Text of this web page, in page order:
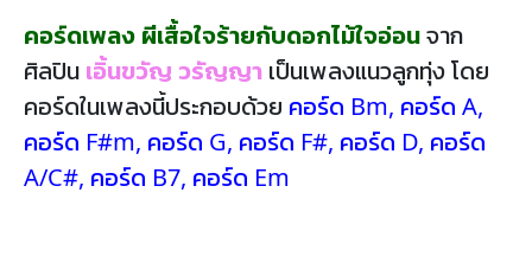
คอร์ดเพลง ผีเสื้อใจร้ายกับดอกไม้ใจอ่อนจาก
ศิลปิน เอิ้นขวัญ วรัญญา เป็นเพลงแนวลูกทุ่ง โดย
คอร์ดในเพลงนี้ประกอบด้วย คอร์ด Bm, คอร์ด A,
คอร์ด F#m, คอร์ด G, คอร์ด F#, คอร์ด D, คอร์ด
A/C#, คอร์ด B7, คอร์ด Em